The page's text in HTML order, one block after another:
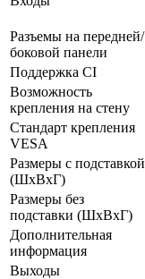
Разъемы на передней/
боковой панели
Поддержка CI
Возможность
крепления на стену
Стандарт крепления
VESA
Размеры с подставкой
(ШxВxГ)
Размеры без
подставки (ШxВxГ)
Дополнительная
информация
Выходы